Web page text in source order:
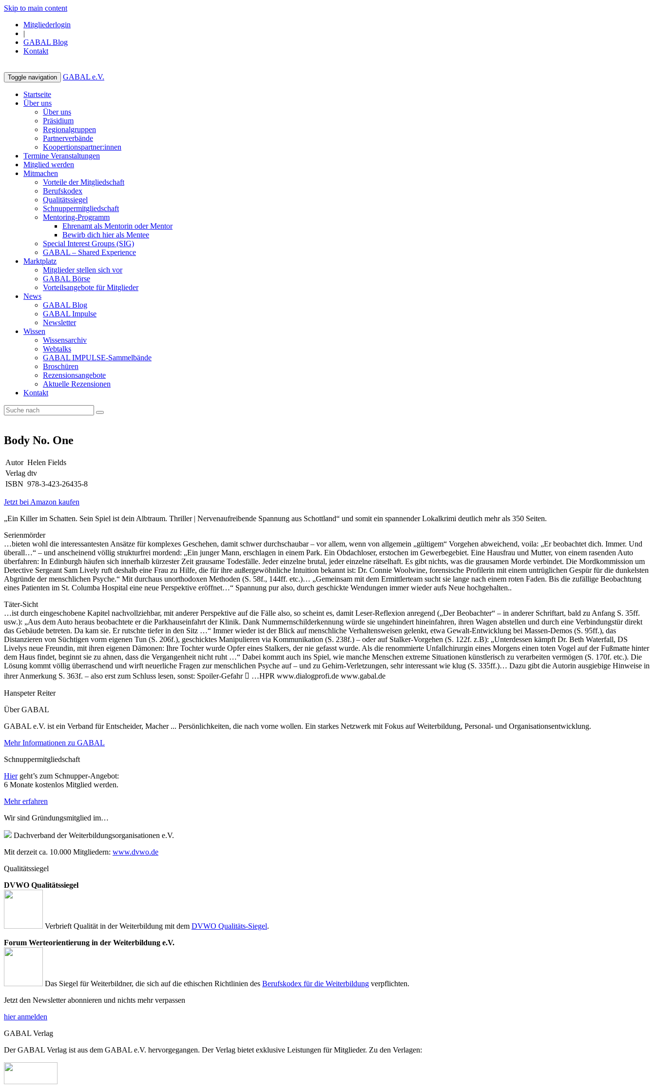
Skip to main content
Mitgliederlogin
|
GABAL Blog
Kontakt
Toggle navigation GABAL e.V.
Startseite
Über uns
Über uns
Präsidium
Regionalgruppen
Partnerverbände
Koopertionspartner:innen
Termine Veranstaltungen
Mitglied werden
Mitmachen
Vorteile der Mitgliedschaft
Berufskodex
Qualitätssiegel
Schnuppermitgliedschaft
Mentoring-Programm
Ehrenamt als Mentorin oder Mentor
Bewirb dich hier als Mentee
Special Interest Groups (SIG)
GABAL – Shared Experience
Marktplatz
Mitglieder stellen sich vor
GABAL Börse
Vorteilsangebote für Mitglieder
News
GABAL Blog
GABAL Impulse
Newsletter
Wissen
Wissensarchiv
Webtalks
GABAL IMPULSE-Sammelbände
Broschüren
Rezensionsangebote
Aktuelle Rezensionen
Kontakt
Body No. One
Autor Helen Fields
Verlag dtv
ISBN 978-3-423-26435-8
Jetzt bei Amazon kaufen
„Ein Killer im Schatten. Sein Spiel ist dein Albtraum. Thriller | Nervenaufreibende Spannung aus Schottland“ und somit ein spannender Lokalkrimi deutlich mehr als 350 Seiten.
Serienmörder
…bieten wohl die interessantesten Ansätze für komplexes Geschehen, damit schwer durchschaubar – vor allem, wenn von allgemein „gültigem“ Vorgehen abweichend, voila: „Er beobachtet dich. Immer. Und
überall…“ – und anscheinend völlig strukturfrei mordend: „Ein junger Mann, erschlagen in einem Park. Ein Obdachloser, erstochen im Gewerbegebiet. Eine Hausfrau und Mutter, von einem rasenden Auto
überfahren: In Edinburgh häufen sich innerhalb kürzester Zeit grausame Todesfälle. Jeder einzelne brutal, jeder einzelne rätselhaft. Es gibt nichts, was die grausamen Morde verbindet. Die Mordkommission um
Detective Sergeant Sam Lively ruft deshalb eine Frau zu Hilfe, die für ihre außergewöhnliche Intuition bekannt ist: Dr. Connie Woolwine, forensische Profilerin mit einem untrüglichen Gespür für die dunkelsten
Abgründe der menschlichen Psyche.“ Mit durchaus unorthodoxen Methoden (S. 58f., 144ff. etc.)… „Gemeinsam mit dem Ermittlerteam sucht sie lange nach einem roten Faden. Bis die zufällige Beobachtung
eines Patienten im St. Columba Hospital eine neue Perspektive eröffnet…“ Spannung pur also, durch geschickte Wendungen immer wieder aufs Neue hochgehalten..
Täter-Sicht
…ist durch eingeschobene Kapitel nachvollziehbar, mit anderer Perspektive auf die Fälle also, so scheint es, damit Leser-Reflexion anregend („Der Beobachter“ – in anderer Schriftart, bald zu Anfang S. 35ff.
usw.): „Aus dem Auto heraus beobachtete er die Parkhauseinfahrt der Klinik. Dank Nummernschilderkennung würde sie ungehindert hineinfahren, ihren Wagen abstellen und durch eine Verbindungstür direkt
das Gebäude betreten. Da kam sie. Er rutschte tiefer in den Sitz …“ Immer wieder ist der Blick auf menschliche Verhaltensweisen gelenkt, etwa Gewalt-Entwicklung bei Massen-Demos (S. 95ff.), das
Distanzieren von Süchtigen vorm eigenen Tun (S. 206f.), geschicktes Manipulieren via Kommunikation (S. 238f.) – oder auf Stalker-Vorgehen (S. 122f. z.B): „Unterdessen kämpft Dr. Beth Waterfall, DS
Livelys neue Freundin, mit ihren eigenen Dämonen: Ihre Tochter wurde Opfer eines Stalkers, der nie gefasst wurde. Als die renommierte Unfallchirurgin eines Morgens einen toten Vogel auf der Fußmatte hinter
dem Haus findet, beginnt sie zu ahnen, dass die Vergangenheit nicht ruht …“ Dabei kommt auch ins Spiel, wie manche Menschen extreme Situationen künstlerisch zu verarbeiten vermögen (S. 170f. etc.). Die
Lösung kommt völlig überraschend und wirft neuerliche Fragen zur menschlichen Psyche auf – und zu Gehirn-Verletzungen, sehr interessant wie klug (S. 335ff.)… Dazu gibt die Autorin ausgiebige Hinweise in
ihrer Anmerkung S. 363f. – also erst zum Schluss lesen, sonst: Spoiler-Gefahr  …HPR www.dialogprofi.de www.gabal.de
Hanspeter Reiter
Über GABAL
GABAL e.V. ist ein Verband für Entscheider, Macher ... Persönlichkeiten, die nach vorne wollen. Ein starkes Netzwerk mit Fokus auf Weiterbildung, Personal- und Organisationsentwicklung.
Mehr Informationen zu GABAL
Schnuppermitgliedschaft
Hiergeht’s zum Schnupper-Angebot:
6 Monate kostenlos Mitglied werden.
Mehr erfahren
Wir sind Gründungsmitglied im…
Dachverband der Weiterbildungsorganisationen e.V.
Mit derzeit ca. 10.000 Mitgliedern: www.dvwo.de
Qualitätssiegel
DVWO Qualitätssiegel
Verbrieft Qualität in der Weiterbildung mit dem DVWO Qualitäts-Siegel.
Forum Werteorientierung in der Weiterbildung e.V.
Das Siegel für Weiterbildner, die sich auf die ethischen Richtlinien des Berufskodex für die Weiterbildung verpflichten.
Jetzt den Newsletter abonnieren und nichts mehr verpassen
hier anmelden
GABAL Verlag
Der GABAL Verlag ist aus dem GABAL e.V. hervorgegangen. Der Verlag bietet exklusive Leistungen für Mitglieder. Zu den Verlagen: